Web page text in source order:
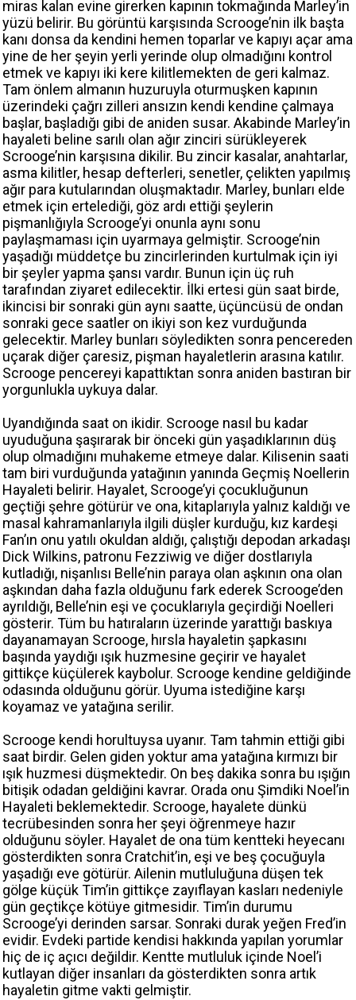
miras kalan evine girerken kapının tokmağında Marley’in
yüzü belirir. Bu görüntü karşısında Scrooge’nin ilk başta
kanı donsa da kendini hemen toparlar ve kapıyı açar ama
yine de her şeyin yerli yerinde olup olmadığını kontrol
etmek ve kapıyı iki kere kilitlemekten de geri kalmaz.
Tam önlem almanın huzuruyla oturmuşken kapının
üzerindeki çağrı zilleri ansızın kendi kendine çalmaya
başlar, başladığı gibi de aniden susar. Akabinde Marley’in
hayaleti beline sarılı olan ağır zinciri sürükleyerek
Scrooge’nin karşısına dikilir. Bu zincir kasalar, anahtarlar,
asma kilitler, hesap defterleri, senetler, çelikten yapılmış
ağır para kutularından oluşmaktadır. Marley, bunları elde
etmek için ertelediği, göz ardı ettiği şeylerin
pişmanlığıyla Scrooge’yi onunla aynı sonu
paylaşmaması için uyarmaya gelmiştir. Scrooge’nin
yaşadığı müddetçe bu zincirlerinden kurtulmak için iyi
bir şeyler yapma şansı vardır. Bunun için üç ruh
tarafından ziyaret edilecektir. İlki ertesi gün saat birde,
ikincisi bir sonraki gün aynı saatte, üçüncüsü de ondan
sonraki gece saatler on ikiyi son kez vurduğunda
gelecektir. Marley bunları söyledikten sonra pencereden
uçarak diğer çaresiz, pişman hayaletlerin arasına katılır.
Scrooge pencereyi kapattıktan sonra aniden bastıran bir
yorgunlukla uykuya dalar.
Uyandığında saat on ikidir. Scrooge nasıl bu kadar
uyuduğuna şaşırarak bir önceki gün yaşadıklarının düş
olup olmadığını muhakeme etmeye dalar. Kilisenin saati
tam biri vurduğunda yatağının yanında Geçmiş Noellerin
Hayaleti belirir. Hayalet, Scrooge’yi çocukluğunun
geçtiği şehre götürür ve ona, kitaplarıyla yalnız kaldığı ve
masal kahramanlarıyla ilgili düşler kurduğu, kız kardeşi
Fan’ın onu yatılı okuldan aldığı, çalıştığı depodan arkadaşı
Dick Wilkins, patronu Fezziwig ve diğer dostlarıyla
kutladığı, nişanlısı Belle’nin paraya olan aşkının ona olan
aşkından daha fazla olduğunu fark ederek Scrooge’den
ayrıldığı, Belle’nin eşi ve çocuklarıyla geçirdiği Noelleri
gösterir. Tüm bu hatıraların üzerinde yarattığı baskıya
dayanamayan Scrooge, hırsla hayaletin şapkasını
başında yaydığı ışık huzmesine geçirir ve hayalet
gittikçe küçülerek kaybolur. Scrooge kendine geldiğinde
odasında olduğunu görür. Uyuma istediğine karşı
koyamaz ve yatağına serilir.
Scrooge kendi horultuysa uyanır. Tam tahmin ettiği gibi
saat birdir. Gelen giden yoktur ama yatağına kırmızı bir
ışık huzmesi düşmektedir. On beş dakika sonra bu ışığın
bitişik odadan geldiğini kavrar. Orada onu Şimdiki Noel’in
Hayaleti beklemektedir. Scrooge, hayalete dünkü
tecrübesinden sonra her şeyi öğrenmeye hazır
olduğunu söyler. Hayalet de ona tüm kentteki heyecanı
gösterdikten sonra Cratchit’in, eşi ve beş çocuğuyla
yaşadığı eve götürür. Ailenin mutluluğuna düşen tek
gölge küçük Tim’in gittikçe zayıflayan kasları nedeniyle
gün geçtikçe kötüye gitmesidir. Tim’in durumu
Scrooge’yi derinden sarsar. Sonraki durak yeğen Fred’in
evidir. Evdeki partide kendisi hakkında yapılan yorumlar
hiç de iç açıcı değildir. Kentte mutluluk içinde Noel’i
kutlayan diğer insanları da gösterdikten sonra artık
hayaletin gitme vakti gelmiştir.